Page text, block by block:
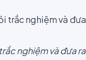
nghiệm và đưa ra